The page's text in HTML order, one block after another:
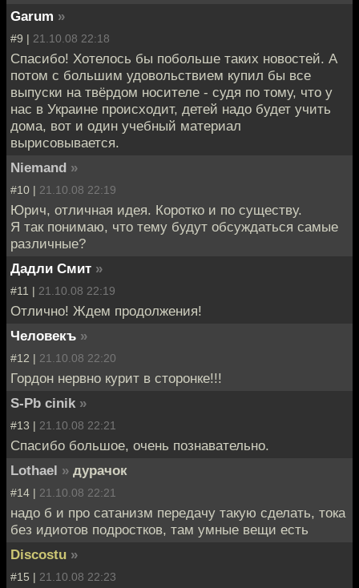
Garum »
#9 | 21.10.08 22:18
Спасибо! Хотелось бы побольше таких новостей. А
потом с большим удовольствием купил бы все
выпуски на твёрдом носителе - судя по тому, что у
нас в Украине происходит, детей надо будет учить
дома, вот и один учебный материал
вырисовывается.
Niemand »
#10 | 21.10.08 22:19
Юрич, отличная идея. Коротко и по существу.
Я так понимаю, что тему будут обсуждаться самые
различные?
Дадли Смит »
#11 | 21.10.08 22:19
Отлично! Ждем продолжения!
Человекъ »
#12 | 21.10.08 22:20
Гордон нервно курит в сторонке!!!
S-Pb cinik »
#13 | 21.10.08 22:21
Спасибо большое, очень познавательно.
Lothael » дурачок
#14 | 21.10.08 22:21
надо б и про сатанизм передачу такую сделать, тока
без идиотов подростков, там умные вещи есть
Discostu »
#15 | 21.10.08 22:23